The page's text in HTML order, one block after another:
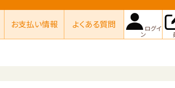
お支払い情報 よくある質問 ログイ
ン